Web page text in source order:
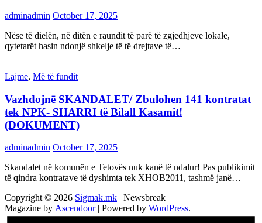
adminadmin October 17, 2025
Nëse të dielën, në ditën e raundit të parë të zgjedhjeve lokale,
qytetarët hasin ndonjë shkelje të të drejtave të…
Lajme, Më të fundit
Vazhdojnē SKANDALET/ Zbulohen 141 kontratat
tek NPK- SHARRI të Bilall Kasamit!
(DOKUMENT)
adminadmin October 17, 2025
Skandalet në komunën e Tetovës nuk kanë të ndalur! Pas publikimit
të qindra kontratave të dyshimta tek XHOB2011, tashmë janë…
Copyright © 2026 Sigmak.mk | Newsbreak
Magazine by Ascendoor| Powered by WordPress.